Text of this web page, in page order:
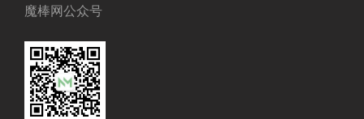
魔棒网公众号